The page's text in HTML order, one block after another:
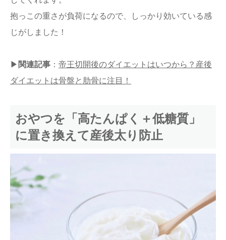
抱っこの重さが負荷になるので、しっかり効いている感
じがしました！
▶ 関連記事 ： 帝王切開後のダイエットはいつから？産後
ダイエットは骨盤と肋骨に注目！
おやつを「高たんぱく＋低糖質」
に置き換えて産後太り防止